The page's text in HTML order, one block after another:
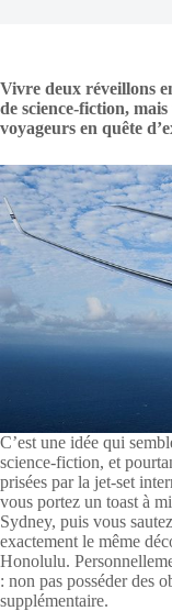
Vivre deux réveillons
de science-fiction,
voyageurs en quête
C’est une idée qui
science-fiction, et
prisées par la jet-set
vous portez un toast à
Sydney, puis vous
exactement le même
Honolulu.
: non pas posséder des
supplémentaire.